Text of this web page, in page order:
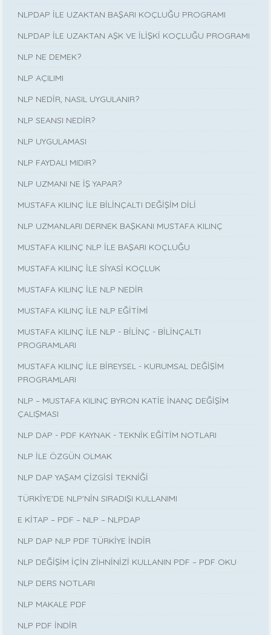
NLPDAP İLE UZAKTAN BAŞARI KOÇLUĞU PROGRAMI
NLPDAP İLE UZAKTAN AŞK VE İLİŞKİ KOÇLUĞU PROGRAMI
NLP NE DEMEK?
NLP AÇILIMI
NLP NEDİR, NASIL UYGULANIR?
NLP SEANSI NEDİR?
NLP UYGULAMASI
NLP FAYDALI MIDIR?
NLP UZMANI NE İŞ YAPAR?
MUSTAFA KILINÇ İLE BİLİNÇALTI DEĞİŞİM DİLİ
NLP UZMANLARI DERNEK BAŞKANI MUSTAFA KILINÇ
MUSTAFA KILINÇ NLP İLE BAŞARI KOÇLUĞU
MUSTAFA KILINÇ İLE SİYASİ KOÇLUK
MUSTAFA KILINÇ İLE NLP NEDİR
MUSTAFA KILINÇ İLE NLP EĞİTİMİ
MUSTAFA KILINÇ İLE NLP - BİLİNÇ - BİLİNÇALTI
PROGRAMLARI
MUSTAFA KILINÇ İLE BİREYSEL - KURUMSAL DEĞİŞİM
PROGRAMLARI
NLP – MUSTAFA KILINÇ BYRON KATİE İNANÇ DEĞİŞİM
ÇALIŞMASI
NLP DAP - PDF KAYNAK - TEKNİK EĞİTİM NOTLARI
NLP İLE ÖZGÜN OLMAK
NLP DAP YAŞAM ÇİZGİSİ TEKNİĞİ
TÜRKİYE'DE NLP'NİN SIRADIŞI KULLANIMI
E KİTAP – PDF – NLP – NLPDAP
NLP DAP NLP PDF TÜRKİYE İNDİR
NLP DEĞİŞİM İÇİN ZİHNİNİZİ KULLANIN PDF – PDF OKU
NLP DERS NOTLARI
NLP MAKALE PDF
NLP PDF İNDİR